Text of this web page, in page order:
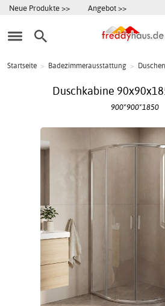
Neue Produkte >> Angebot >>
Startseite > Badezimmerausstattung > Duschen
Duschkabine
900*900*1850